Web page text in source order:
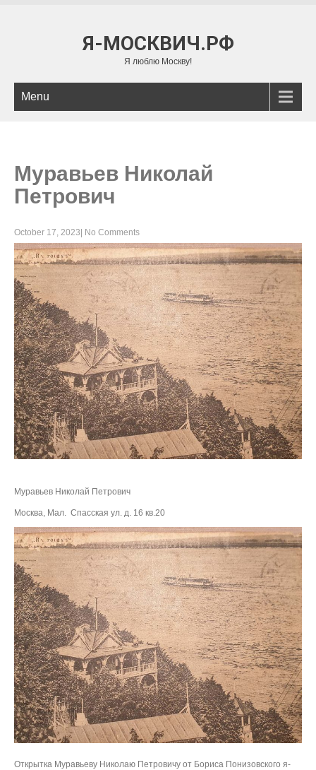
Я-МОСКВИЧ.РФ
Я люблю Москву!
Menu
Муравьев Николай
Петрович
October 17, 2023 No Comments
Муравьев Николай Петрович
Москва, Мал. Спасская ул. д. 16 кв.20
Открытка Муравьеву Николаю Петровичу от Бориса Понизовского я-